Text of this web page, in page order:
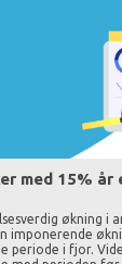
med 15% år
økning i
imponerende
periode i fjor.